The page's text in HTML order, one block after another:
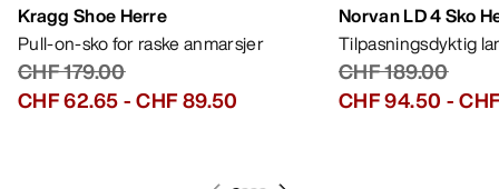
Kragg Shoe Herre
Pull-on-sko for raske anmarsjer
CHF 179.00
CHF 62.65-CHF 89.50
Norvan LD 4 Sko
Tilpasningsdyktig
CHF 189.00
CHF 94.50 -